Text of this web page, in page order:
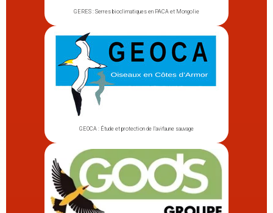
GERES : Serres bioclimatiques en PACA et Mongolie
GEOCA : Étude et protection de l’avifaune sauvage